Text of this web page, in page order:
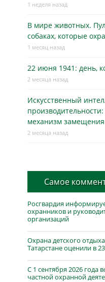
1 неделя назад
В мире животных.
собаках, которые
1 месяц назад
22 июня 1941: день,
2 месяца назад
Искусственный
механизм
2 месяца назад
Самое
Росгвардия
охранников и
организаций
Охрана детского
Татарстане оценили в
С 1 сентября 2026 года
частной охранной